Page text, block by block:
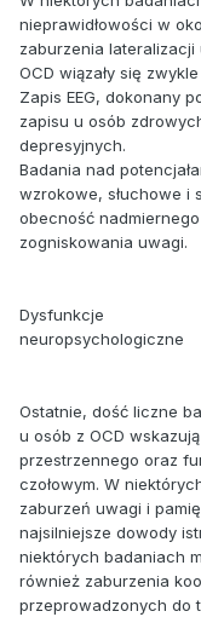
nieprawidłowości w
zaburzenia
OCD wiązały się
Zapis EEG, dokonany
zapisu u osób
depresyjnych.
Badania nad
wzrokowe, słuchowe i
obecność
zogniskowania uwagi.
Dysfunkcje
neuropsychologiczne
Ostatnie, dość liczne
u osób z OCD
przestrzennego oraz
czołowym. W
zaburzeń uwagi i
najsilniejsze dowody
niektórych badaniach
również zaburzenia
przeprowadzonych do